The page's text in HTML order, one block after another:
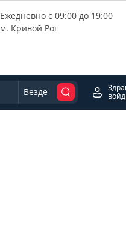
Ежедневно с 09:00 до 19:00
м. Кривой Рог
Везде